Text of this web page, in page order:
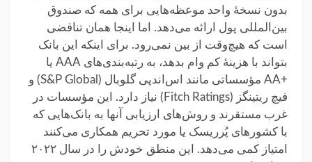
بدون ‏نسخهٔ واحد موعظه‌هایی برای همه که صندوق
بین‌المللی پول ارائه می‌دهد. اما اینجا همان تناقضی
است که هیچ‌وقت از بین ‏نمی‌رود. برای اینکه این بانک
بتواند با هزینهٔ کم وام بدهد، به رتبه‌بندی‌های ‏AAA‏ یا
‏+AA مؤسساتی مانند اس‌‏اندپی گلوبال (‏S&P Global‏) و
فیچ ریتینگز (‏Fitch Ratings‏) نیاز دارد. این مؤسسات در
غرب مستقرند و روش‌های ‏ارزیابی‌ آنها به بانک‌هایی که
با کشورهای پُرریسک یا مورد تحریم همکاری می‌کنند
امتیاز کمی می‌دهد. این منطق خودش را در ‏سال ۲۰۲۲